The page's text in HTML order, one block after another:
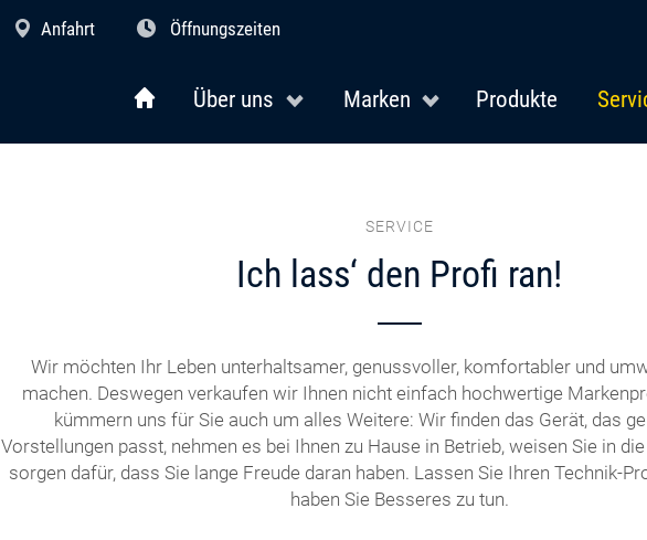
Anfahrt Öffnungszeiten
Über uns Marken Produkte
SERVICE
Ich lass‘ den Profi ran!
Wir möchten Ihr Leben unterhaltsamer, genussvoller, komfortabler und
machen. Deswegen verkaufen wir Ihnen nicht einfach hochwertige
kümmern uns für Sie auch um alles Weitere: Wir finden das Gerät, das
Vorstellungen passt, nehmen es bei Ihnen zu Hause in Betrieb, weisen Sie in
sorgen dafür, dass Sie lange Freude daran haben. Lassen Sie Ihren Technik-
haben Sie Besseres zu tun.